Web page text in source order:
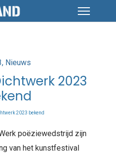
Nieuws
2023
2023 bekend
poëziewedstrijd zijn
van het kunstfestival